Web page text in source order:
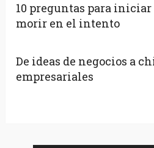
10 preguntas para
morir en el intento
De ideas de negocios a
empresariales